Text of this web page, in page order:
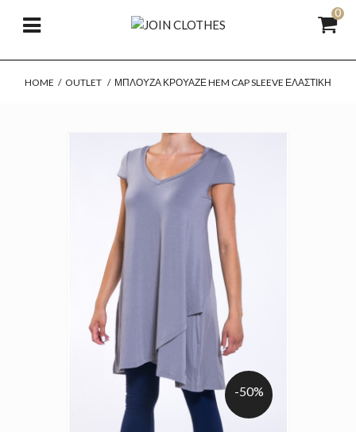
0
HOME / OUTLET / ΜΠΛΟΎΖΑ ΚΡΟΥΑΖΈ HEM CAP SLEEVE ΕΛΑΣΤΙΚΉ
-50%